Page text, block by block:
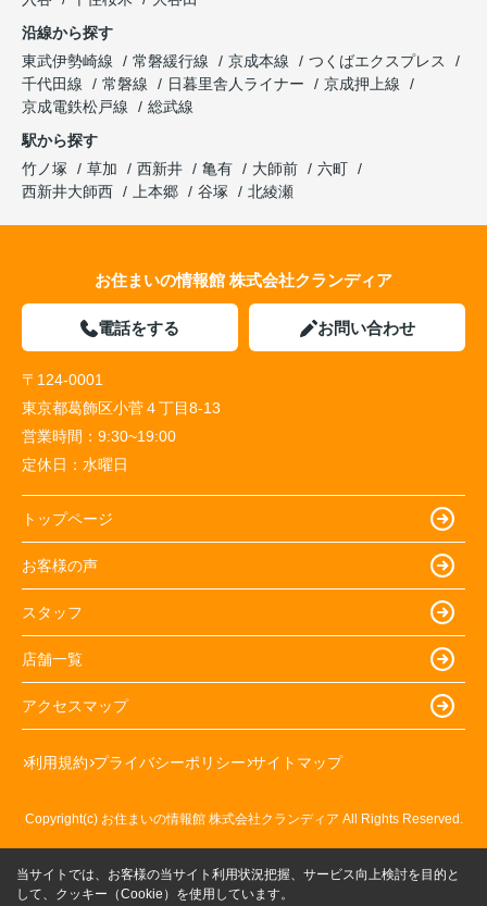
沿線から探す
東武伊勢崎線
常磐緩行線 京成本線
つくばエクスプレス
千代田線
常磐線 日暮里舎人ライナー
京成押上線
京成電鉄松戸線
総武線
駅から探す
竹ノ塚
草加 西新井 亀有 大師前
六町
西新井大師西
上本郷 谷塚 北綾瀬
お住まいの情報館 株式会社クランディア
電話をする お問い合わせ
〒124-0001
東京都葛飾区小菅４丁目8-13
営業時間： 9:30~19:00
定休日： 水曜日
トップページ
お客様の声
スタッフ
店舗一覧
アクセスマップ
利用規約 プライバシーポリシー サイトマップ
Copyright(c) お住まいの情報館 株式会社クランディア All Rights Reserved.
当サイトでは、お客様の当サイト利用状況把握、サービス向上検討を目的と
して、クッキー（Cookie）を使用しています。